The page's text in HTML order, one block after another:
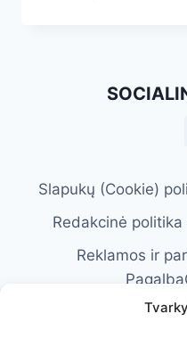
Slapukų (Cookie)
Redakcinė
Reklamos ir